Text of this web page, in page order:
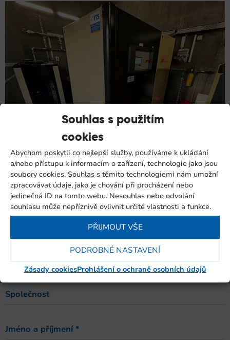
Souhlas s použitím
cookies
Abychom poskytli co nejlepší služby, používáme k ukládání
a/nebo přístupu k informacím o zařízení, technologie jako jsou
soubory cookies. Souhlas s těmito technologiemi nám umožní
zpracovávat údaje, jako je chování při procházení nebo
jedinečná ID na tomto webu. Nesouhlas nebo odvolání
souhlasu může nepříznivě ovlivnit určité vlastnosti a funkce.
PŘIJMOUT VŠE
PODROBNÉ NASTAVENÍ
Zásady cookiesProhlášení o ochraně osobních údajů
Pro našeho klienta jsme implementovali pokročilý
kompresor Ingersoll Rand s integrací systému HELIX,
který zajišťuje efektivní provoz a dlouhodobou
životnost. Naše řešení přináší bezkonkurenční 5-letou
záruku a optimalizaci výrobních procesů.
Máte dotaz nebo konkrétní
požadavek? Napište nám.
Společnost
Jméno a příjmení*